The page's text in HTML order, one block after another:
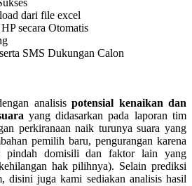
dari file excel
secara Otomatis
SMS Dukungan Calon
analisispotensial kenaikan dan
yang didasarkan pada laporan tim
perkiranaan naik turunya suara yang
pemilih baru, pengurangan karena
pindah domisili dan faktor lain yang
hak pilihnya). Selain prediksi
disini juga kami sediakan analisis hasil